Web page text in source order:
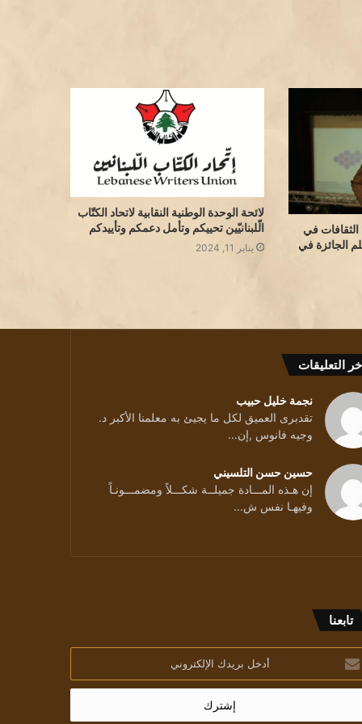
الثقافات في
الجائزة في
لائحة الوحدة الوطنية النقابية لاتحاد الكتّاب
الّلبنانيّين تحييكم وتأمل دعمكم وتأييدكم
يناير 11, 2024
تسامح أكثر من القصة
التعليقات
نجمة خليل حبيب
تقدبرى العميق لكل ما يجيئ به معلمنا الأكبر د.
وجيه فانوس ,إن...
حسين حسن التلسيني
إن هـذه المـــادة جميلــة شكـــلاً ومضمـــونـاً
وفيهـا نفس ش...
تابعنا